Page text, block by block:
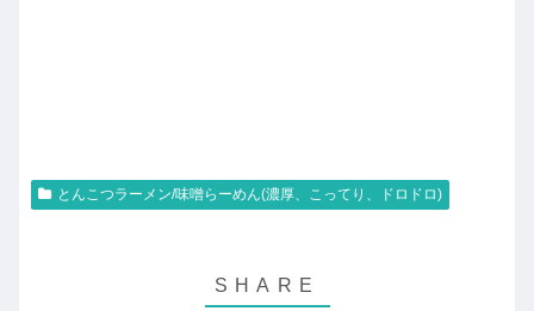
とんこつラーメン/味噌らーめん(濃厚、こってり、ドロドロ)